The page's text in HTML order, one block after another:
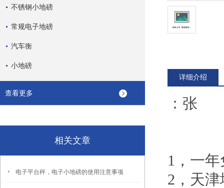
不锈钢小地磅
常规电子地磅
汽车衡
小地磅
查看更多
相关文章
电子平台秤，电子小地磅的使用注意事项
详细介绍
：张
1，一
2， 天津